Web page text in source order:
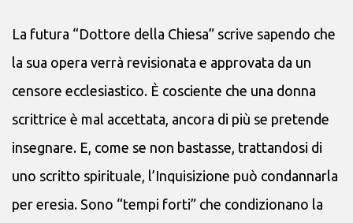
La futura “Dottore della Chiesa” scrive sapendo che
la sua opera verrà revisionata e approvata da un
censore ecclesiastico. È cosciente che una donna
scrittrice è mal accettata, ancora di più se pretende
insegnare. E, come se non bastasse, trattandosi di
uno scritto spirituale, l’Inquisizione può condannarla
per eresia. Sono “tempi forti” che condizionano la